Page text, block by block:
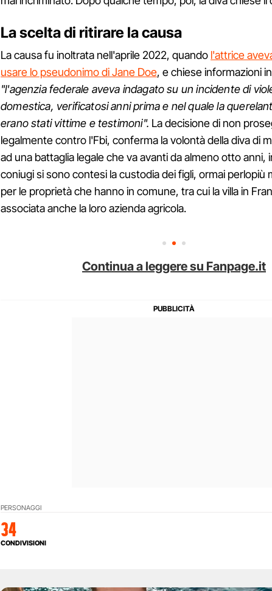
La scelta di ritirare la causa
La causa fu inoltrata nell'aprile 2022, quando l'attrice
usare lo pseudonimo di Jane Doe, e chiese informazioni
"l'agenzia federale aveva indagato su un incidente di
domestica, verificatosi anni prima e nel quale la
erano stati vittime e testimoni". La decisione di non
legalmente contro l'Fbi, conferma la volontà della diva di
ad una battaglia legale che va avanti da almeno otto anni,
coniugi si sono contesi la custodia dei figli, ormai perlopiù
per le proprietà che hanno in comune, tra cui la villa in
associata anche la loro azienda agricola.
Continua a leggere su Fanpage.it
PERSONAGGI
34
CONDIVISIONI